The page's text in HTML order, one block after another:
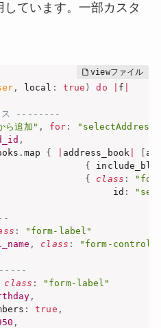
しています。一部カスタ
, local : true ) do f
ス --------
ら追加" , for :
,
.map { address_book
{
{
class :
id
:
:
"form-label"
, class : "form-control"
class :
"form-label"
,
: true ,
,